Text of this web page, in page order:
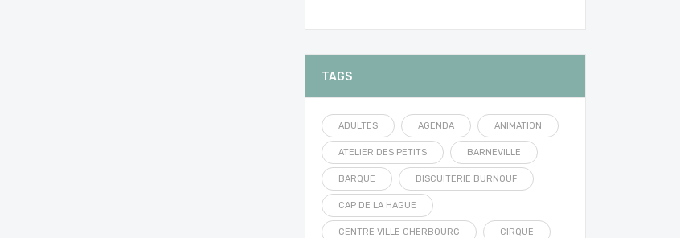
TAGS
ADULTES AGENDA ANIMATION
ATELIER DES PETITS BARNEVILLE
BARQUE BISCUITERIE BURNOUF
CAP DE LA HAGUE
CENTRE VILLE CHERBOURG CIRQUE